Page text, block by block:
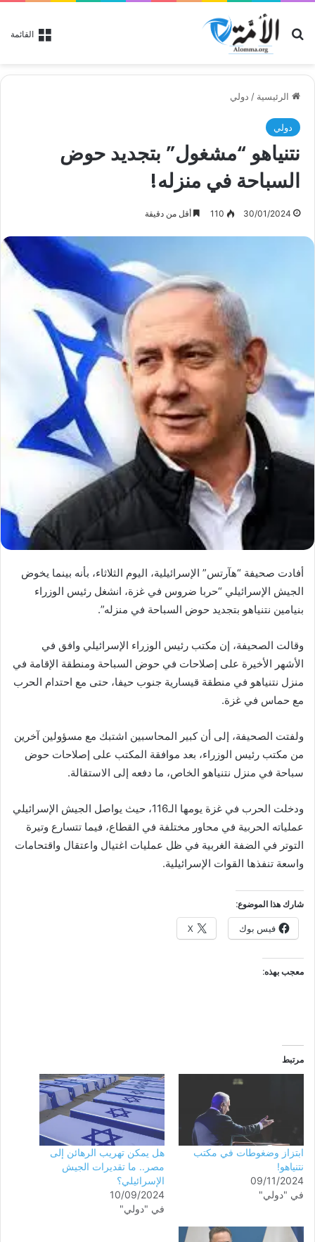
القائمة بحث عن
الرئيسية / دولي
دولي
نتنياهو “مشغول” بتجديد حوض
السباحة في منزله!
30/01/2024
110 أقل من دقيقة
أفادت صحيفة “هآرتس” الإسرائيلية، اليوم الثلاثاء، بأنه بينما يخوض
الجيش الإسرائيلي “حربا ضروس في غزة، انشغل رئيس الوزراء
بنيامين نتنياهو بتجديد حوض السباحة في منزله”.
وقالت الصحيفة، إن مكتب رئيس الوزراء الإسرائيلي وافق في
الأشهر الأخيرة على إصلاحات في حوض السباحة ومنطقة الإقامة في
منزل نتنياهو في منطقة قيسارية جنوب حيفا، حتى مع احتدام الحرب
مع حماس في غزة.
ولفتت الصحيفة، إلى أن كبير المحاسبين اشتبك مع مسؤولين آخرين
من مكتب رئيس الوزراء، بعد موافقة المكتب على إصلاحات حوض
سباحة في منزل نتنياهو الخاص، ما دفعه إلى الاستقالة.
ودخلت الحرب في غزة يومها الـ116، حيث يواصل الجيش الإسرائيلي
عملياته الحربية في محاور مختلفة في القطاع، فيما تتسارع وتيرة
التوتر في الضفة الغربية في ظل عمليات اغتيال واعتقال واقتحامات
واسعة تنفذها القوات الإسرائيلية.
شارك هذا الموضوع:
فيس بوك X
معجب بهذه:
مرتبط
ابتزاز وضغوطات في مكتب
نتنياهو!
09/11/2024
في "دولي"
هل يمكن تهريب الرهائن إلى
مصر.. ما تقديرات الجيش
الإسرائيلي؟
10/09/2024
في "دولي"